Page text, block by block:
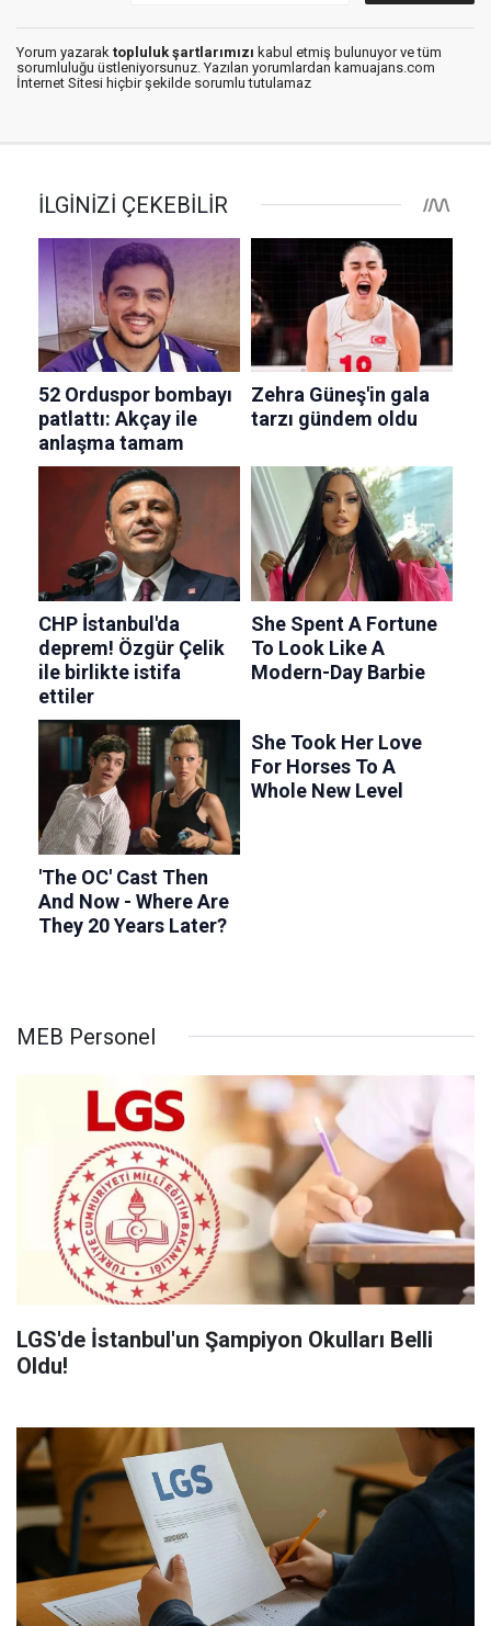
Yorum yazarak topluluk şartlarımızı kabul etmiş bulunuyor ve tüm
sorumluluğu üstleniyorsunuz. Yazılan yorumlardan kamuajans.com
İnternet Sitesi hiçbir şekilde sorumlu tutulamaz
MEB Personel
LGS'de İstanbul'un Şampiyon Okulları Belli
Oldu!